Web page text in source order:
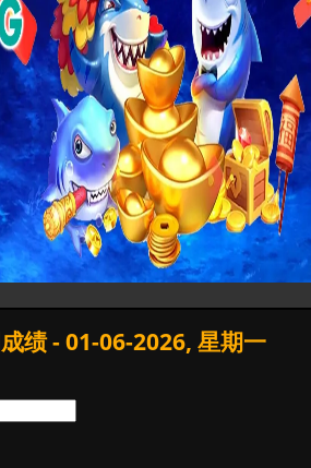
绩 - 01-06-2026, 星期一